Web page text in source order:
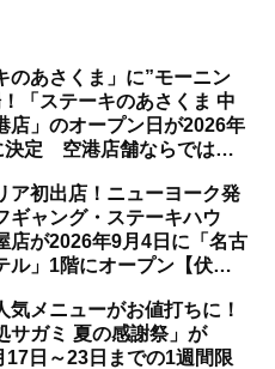
のあさくま」に”モーニン
「ステーキのあさくま 中
店」のオープン日が2026年
決定 空港店舗ならではの
ア初出店！ニューヨーク発
ギャング・ステーキハウ
店が2026年9月4日に「名古
ル」1階にオープン【伏
気メニューがお値打ちに！
サガミ 夏の感謝祭」が
17日～23日までの1週間限